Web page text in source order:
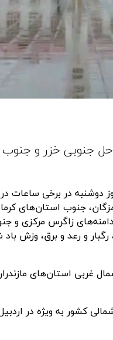
جنوبی خزر و جنوب
دوشنبه در برخی
جنوب استان‌های
زاگرس مرکزی و
و رعد و برق، وزش
غربی استان‌های
کشور به ویژه در